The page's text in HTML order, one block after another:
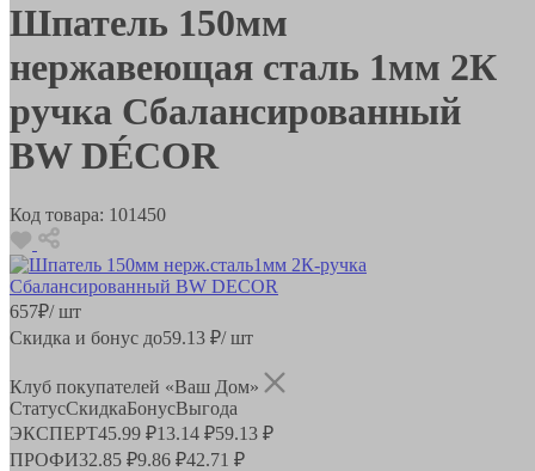
Шпатель 150мм
нержавеющая сталь 1мм 2К
ручка Сбалансированный
BW DÉCOR
Код товара: 101450
657₽/ шт
Скидка и бонус до59.13 ₽/ шт
Клуб покупателей «Ваш Дом»
СтатусСкидкаБонусВыгода
ЭКСПЕРТ45.99 ₽13.14 ₽59.13 ₽
ПРОФИ32.85 ₽9.86 ₽42.71 ₽